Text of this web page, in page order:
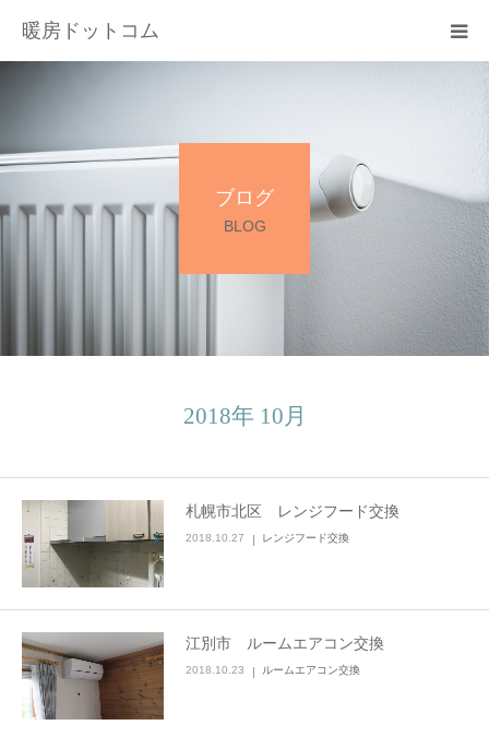
暖房ドットコム
ブログ
BLOG
2018年 10月
札幌市北区 レンジフード交換
2018.10.27 レンジフード交換
江別市 ルームエアコン交換
2018.10.23 ルームエアコン交換
サービス一覧
その他サービス